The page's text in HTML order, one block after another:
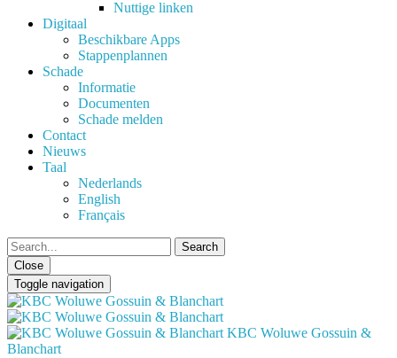
Nuttige linken
Digitaal
Beschikbare Apps
Stappenplannen
Schade
Informatie
Documenten
Schade melden
Contact
Nieuws
Taal
Nederlands
English
Français
Close
Toggle navigation
KBC Woluwe Gossuin &
Blanchart